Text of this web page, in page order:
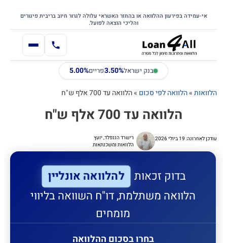
לתוכן
דלג לתוכן הראשי
אי-עמידה בפירעון ההלוואה או בהחזר האשראי עלולה לגרור חיוב בריבית פיגורים
והליכי הוצאה לפועל.
בנק ישראל3.50%פריים5.00%
הלוואות»הלוואה לפי סכום »הלוואה עד 700 אלף ש"ח
הלוואה עד 700 אלף ש"ח
עודכן לאחרונה: 19 ביולי 2026
רישרד הננפלד, יועץ
הלוואות ומשכנתאות
בדוק זכאות להלוואה אונליין
הלוואה משתלמת, דו"ח השוואה בליווי
מומחים
בחרו בסכום ההלוואה